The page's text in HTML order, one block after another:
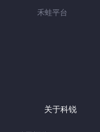
禾蛙平台
关于科锐